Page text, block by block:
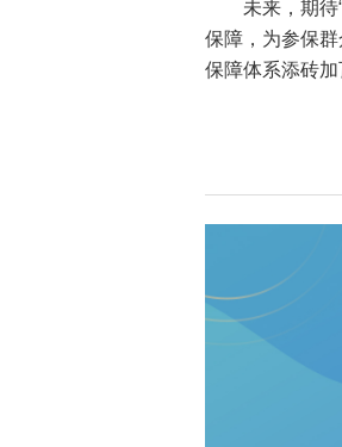
未来，期
保障，为参保
保障体系添砖加